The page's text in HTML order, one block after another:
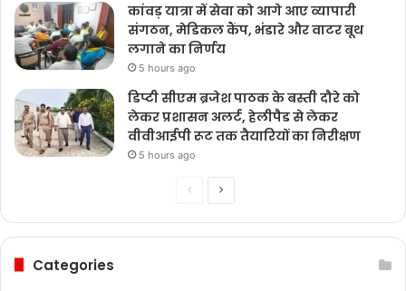
कांवड़ यात्रा में सेवा को आगे आए व्यापारी
संगठन, मेडिकल कैंप, भंडारे और वाटर बूथ
लगाने का निर्णय
5 hours ago
डिप्टी सीएम ब्रजेश पाठक के बस्ती दौरे को
लेकर प्रशासन अलर्ट, हेलीपैड से लेकर
वीवीआईपी रूट तक तैयारियों का निरीक्षण
5 hours ago
PreviousNext
Categories